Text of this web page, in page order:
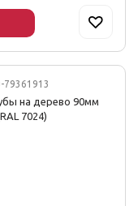
79361913
на дерево 90мм
7024)